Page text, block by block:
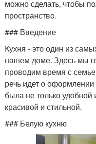
можно сделать, чтобы
пространство.
### Введение
Кухня - это один из
нашем доме. Здесь мы
проводим время с
речь идет о
была не только
красивой и стильной.
### Белую кухню